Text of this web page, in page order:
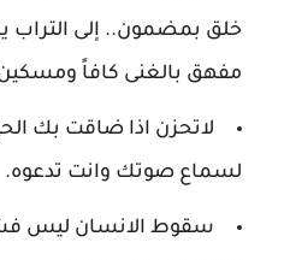
خلق بمضمون.. إلى التراب
مفهق بالغنى كافاً
لاتحزن اذا ضاقت بك
لسماع صوتك وانت تدعوه.
سقوط الانسان ليس